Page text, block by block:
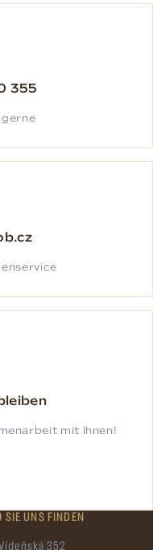
355
gerne
mit Ihnen!
SIE UNS FINDEN
352